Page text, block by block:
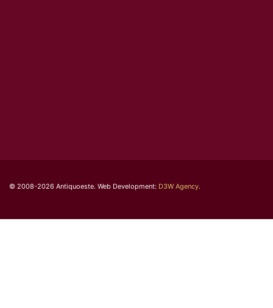
© 2008-2026 Antiquoeste. Web Development: D3W Agency.